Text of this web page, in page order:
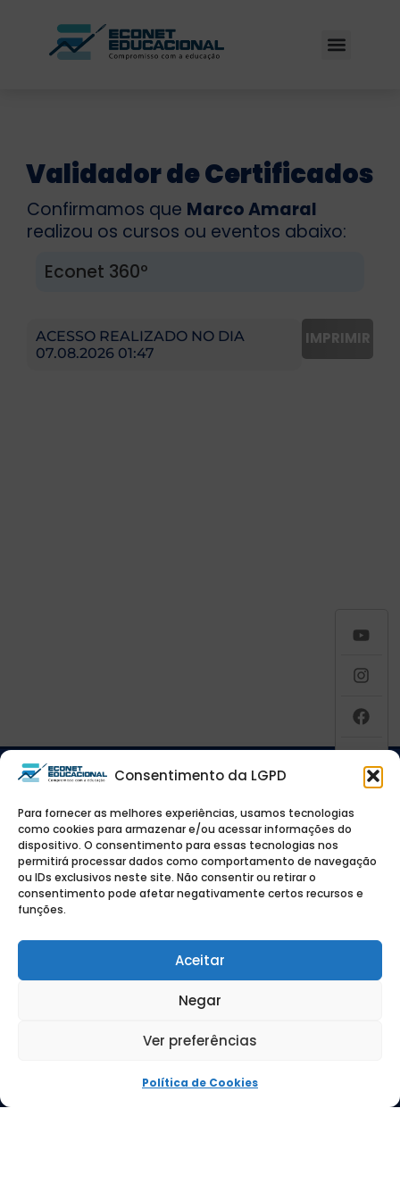
Consentimento da LGPD
Para fornecer as melhores experiências, usamos tecnologias
como cookies para armazenar e/ou acessar informações do
dispositivo. O consentimento para essas tecnologias nos
permitirá processar dados como comportamento de navegação
ou IDs exclusivos neste site. Não consentir ou retirar o
consentimento pode afetar negativamente certos recursos e
funções.
Aceitar
Negar
Ver preferências
Política de Cookies
Validador de Certificados
Confirmamos que Marco Amaral
realizou os cursos ou eventos abaixo:
Econet 360º
ACESSO REALIZADO NO DIA
07.08.2026 01:47
IMPRIMIR
treinamento@econeteducacional.com.br
ECONET EDUCACIONAL
TRABALHE CONOSCO